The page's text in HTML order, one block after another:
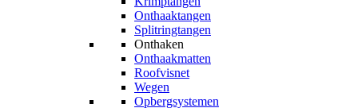
Onthaaktangen
Splitringtangen
Onthaken
Onthaakmatten
Roofvisnet
Wegen
Opbergsystemen